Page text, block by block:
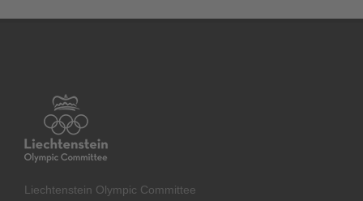
Liechtenstein Olympic Committee